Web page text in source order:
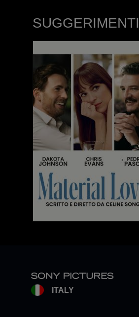
SUGGERIMENTI
ITALY